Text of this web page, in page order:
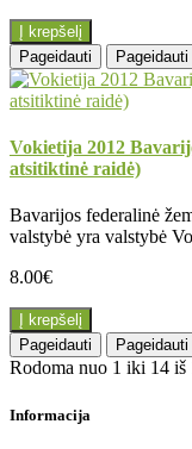
Į krepšelį
Pageidauti
Pageidauti
Vokietija 2012
atsitiktinė raidė)
Bavarijos federalinė
valstybė yra valstybė
8.00€
Į krepšelį
Pageidauti
Pageidauti
Rodoma nuo 1 iki 14 iš
Informacija